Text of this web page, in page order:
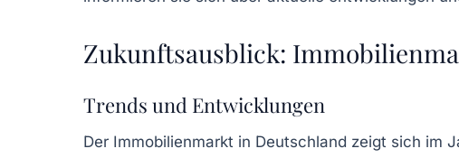
Zukunftsausblick:
Trends und Entwicklungen
Der Immobilienmarkt in Deutschland zeigt sich im